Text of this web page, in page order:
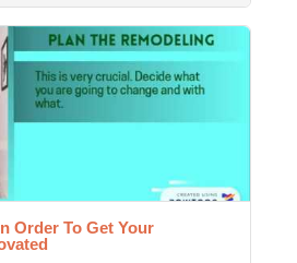
Order To Get Your